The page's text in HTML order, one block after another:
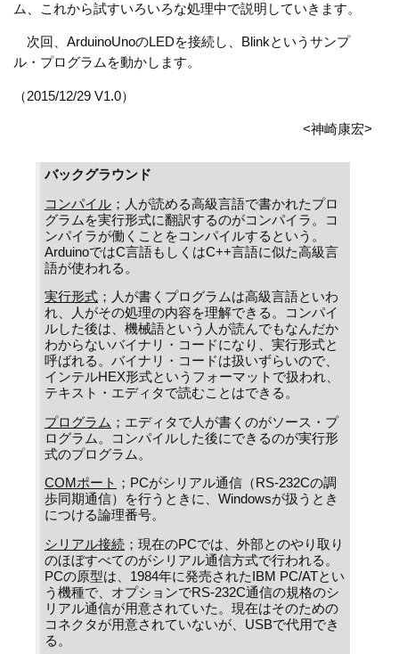
ム、これから試すいろいろな処理中で説明していきます。
次回、ArduinoUnoのLEDを接続し、Blinkというサンプ
ル・プログラムを動かします。
（2015/12/29 V1.0）
<神崎康宏>
バックグラウンド
コンパイル ；人が読める高級言語で書かれたプロ
グラムを実行形式に翻訳するのがコンパイラ。コ
ンパイラが働くことをコンパイルするという。
ArduinoではC言語もしくはC++言語に似た高級言
語が使われる。
実行形式 ；人が書くプログラムは高級言語といわ
れ、人がその処理の内容を理解できる。コンパイ
ルした後は、機械語という人が読んでもなんだか
わからないバイナリ・コードになり、実行形式と
呼ばれる。バイナリ・コードは扱いずらいので、
インテルHEX形式というフォーマットで扱われ、
テキスト・エディタで読むことはできる。
プログラム ；エディタで人が書くのがソース・プ
ログラム。コンパイルした後にできるのが実行形
式のプログラム。
COMポート ；PCがシリアル通信（RS-232Cの調
歩同期通信）を行うときに、Windowsが扱うとき
につける論理番号。
シリアル接続 ；現在のPCでは、外部とのやり取り
のほぼすべてのがシリアル通信方式で行われる。
PCの原型は、1984年に発売されたIBM PC/ATとい
う機種で、オプションでRS-232C通信の規格のシ
リアル通信が用意されていた。現在はそのための
コネクタが用意されていないが、USBで代用でき
る。